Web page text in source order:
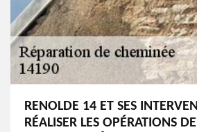
RENOLDE 14 ET SES
RÉALISER LES OPÉRATIONS